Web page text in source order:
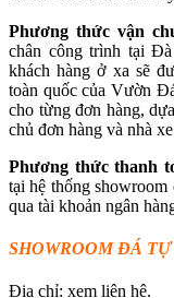
Phương thức vận
chân công trình tại
khách hàng ở xa sẽ
toàn quốc của Vườn
cho từng đơn hàng,
chủ đơn hàng và nhà
Phương thức thanh
tại hệ thống
qua tài khoản ngân
SHOWROOM ĐÁ TỰ
Địa chỉ: xem liên hệ.